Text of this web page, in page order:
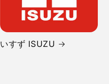
いすず ISUZU